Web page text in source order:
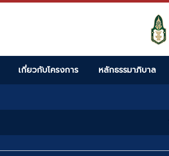
เกี่ยวกับโครงการ หลักธรรมาภิบาล